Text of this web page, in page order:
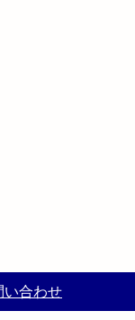
い合わせ